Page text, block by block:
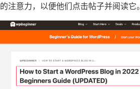
的注意力，以便他们点击帖子并阅读它。